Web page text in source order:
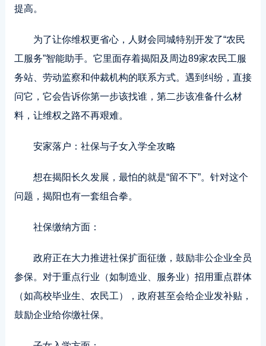
提高。
为了让你维权更省心，人财会同城特别开发了“农民
工服务”智能助手。它里面存着揭阳及周边89家农民工服
务站、劳动监察和仲裁机构的联系方式。遇到纠纷，直接
问它，它会告诉你第一步该找谁，第二步该准备什么材
料，让维权之路不再艰难。
安家落户：社保与子女入学全攻略
想在揭阳长久发展，最怕的就是“留不下”。针对这个
问题，揭阳也有一套组合拳。
社保缴纳方面：
政府正在大力推进社保扩面征缴，鼓励非公企业全员
参保。对于重点行业（如制造业、服务业）招用重点群体
（如高校毕业生、农民工），政府甚至会给企业发补贴，
鼓励企业给你缴社保。